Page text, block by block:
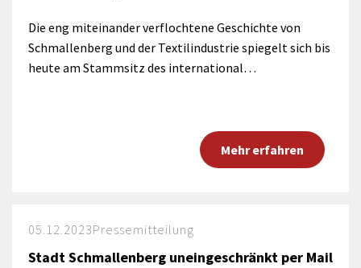
Die eng miteinander verflochtene Geschichte von
Schmallenberg und der Textilindustrie spiegelt sich bis
heute am Stammsitz des international…
Mehr erfahren
05.12.2023Pressemitteilung
Stadt Schmallenberg uneingeschränkt per Mail